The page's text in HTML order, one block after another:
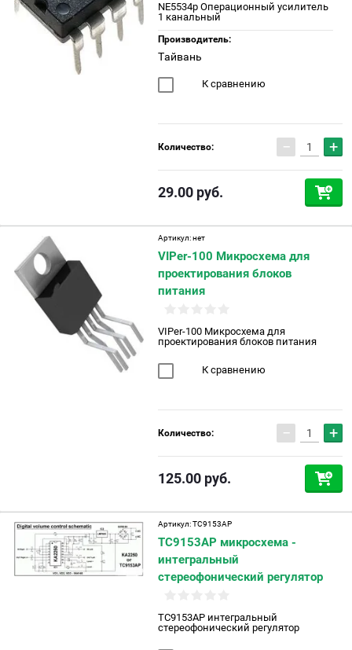
NE5534р Операционный усилитель
1 канальный
Производитель:
Тайвань
К сравнению
Количество: − +
29.00 руб.
Артикул:нет
VIPer-100 Микросхема для
проектирования блоков
питания
VIPer-100 Микросхема для
проектирования блоков питания
К сравнению
Количество: − +
125.00 руб.
Артикул:TC9153AP
TC9153AP микросхема -
интегральный
стереофонический регулятор
TC9153AP интегральный
стереофонический регулятор